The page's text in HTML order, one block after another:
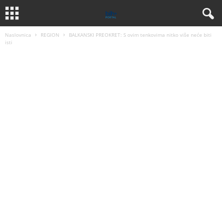
Naslovnica REGION
BALKANSKI PREOKRET: S ovim tenkovima nitko više neće biti
isti